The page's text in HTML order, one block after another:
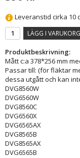
Leveranstid cirka 10
LÄGG I
Produktbeskrivning:
Mått c:a 378*256 mm
Passar till: (för fläktar
dessa utgått och kan
DVG8560W
DVG6560W
DVG8560C
DVG6560X
DVG6565AX
DVG8565B
DVG8565AX
DVG6565B